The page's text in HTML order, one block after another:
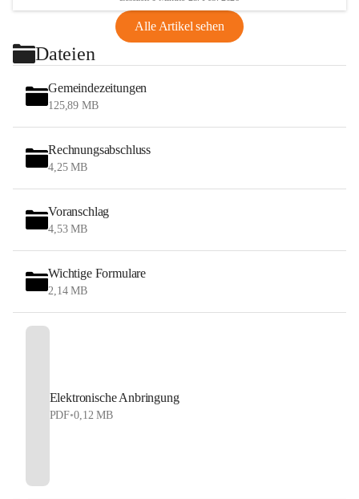
Alle Artikel sehen
Dateien
Gemeindezeitungen
125,89 MB
Rechnungsabschluss
4,25 MB
Voranschlag
4,53 MB
Wichtige Formulare
2,14 MB
Elektronische Anbringung
PDF•0,12 MB